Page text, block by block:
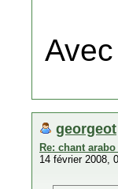
georgeot
Re: chant
14 février 2008,